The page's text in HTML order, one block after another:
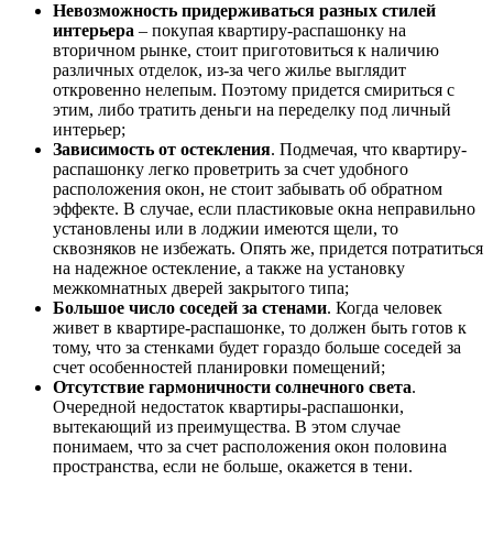
Невозможность придерживаться разных стилей
интерьера – покупая квартиру-распашонку на
вторичном рынке, стоит приготовиться к наличию
различных отделок, из-за чего жилье выглядит
откровенно нелепым. Поэтому придется смириться с
этим, либо тратить деньги на переделку под личный
интерьер;
Зависимость от остекления. Подмечая, что квартиру-
распашонку легко проветрить за счет удобного
расположения окон, не стоит забывать об обратном
эффекте. В случае, если пластиковые окна неправильно
установлены или в лоджии имеются щели, то
сквозняков не избежать. Опять же, придется потратиться
на надежное остекление, а также на установку
межкомнатных дверей закрытого типа;
Большое число соседей за стенами. Когда человек
живет в квартире-распашонке, то должен быть готов к
тому, что за стенками будет гораздо больше соседей за
счет особенностей планировки помещений;
Отсутствие гармоничности солнечного света.
Очередной недостаток квартиры-распашонки,
вытекающий из преимущества. В этом случае
понимаем, что за счет расположения окон половина
пространства, если не больше, окажется в тени.